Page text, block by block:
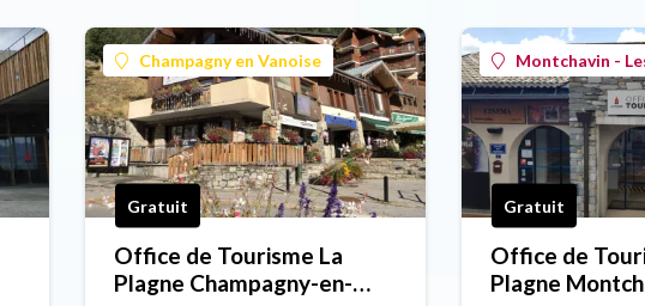
Champagny en Vanoise
Gratuit
Office de Tourisme La
Plagne Champagny-en-
Montchavin -
Gratuit
Office de
Plagne